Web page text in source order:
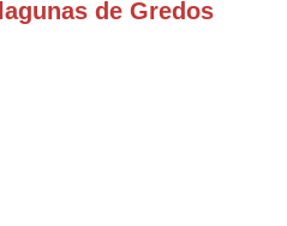
de Gredos